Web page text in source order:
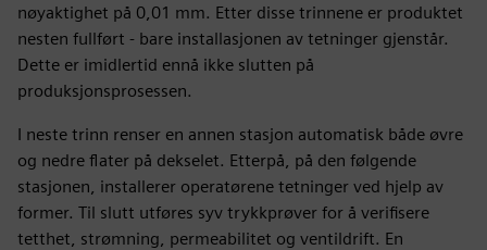
nøyaktighet på 0,01 mm. Etter disse trinnene er produktet
nesten fullført - bare installasjonen av tetninger gjenstår.
Dette er imidlertid ennå ikke slutten på
produksjonsprosessen.
I neste trinn renser en annen stasjon automatisk både øvre
og nedre flater på dekselet. Etterpå, på den følgende
stasjonen, installerer operatørene tetninger ved hjelp av
former. Til slutt utføres syv trykkprøver for å verifisere
tetthet, strømning, permeabilitet og ventildrift. En